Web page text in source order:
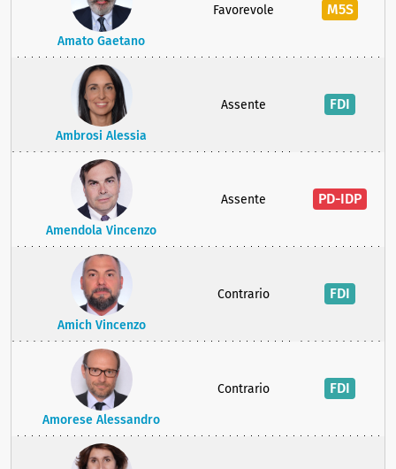
Amato Gaetano
Favorevole M5S
Ambrosi Alessia
Assente FDI
Amendola Vincenzo
Assente PD-IDP
Amich Vincenzo
Contrario FDI
Amorese Alessandro
Contrario FDI